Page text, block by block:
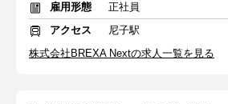
雇用形態
正社員
アクセス
尼子駅
株式会社BREXA Nextの求人一覧を見る